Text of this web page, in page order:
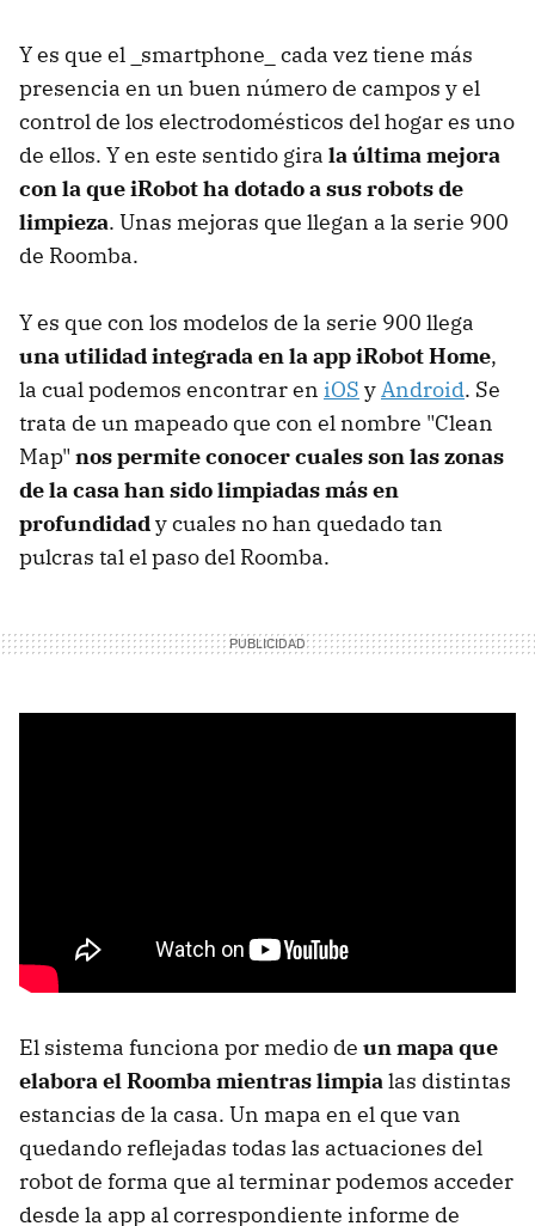
Y es que el _smartphone_ cada vez tiene más
presencia en un buen número de campos y el
control de los electrodomésticos del hogar es uno
de ellos. Y en este sentido gira la última mejora
con la que iRobot ha dotado a sus robots de
limpieza. Unas mejoras que llegan a la serie 900
de Roomba.
Y es que con los modelos de la serie 900 llega
una utilidad integrada en la app iRobot Home,
la cual podemos encontrar en iOS yAndroid. Se
trata de un mapeado que con el nombre "Clean
Map" nos permite conocer cuales son las zonas
de la casa han sido limpiadas más en
profundidady cuales no han quedado tan
pulcras tal el paso del Roomba.
El sistema funciona por medio de un mapa que
elabora el Roomba mientras limpialas distintas
estancias de la casa. Un mapa en el que van
quedando reflejadas todas las actuaciones del
robot de forma que al terminar podemos acceder
desde la app al correspondiente informe de